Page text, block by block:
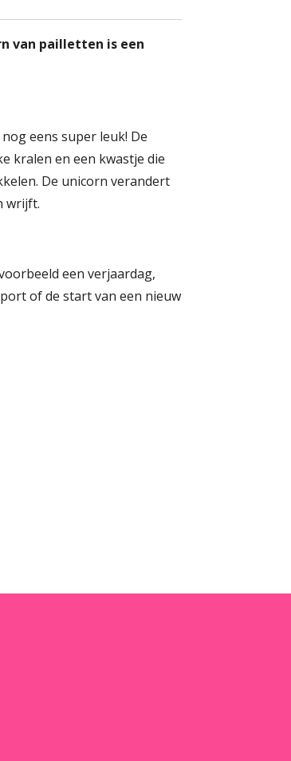
van pailletten is een
eens super leuk! De
kralen en een kwastje die
De unicorn verandert
wrijft.
een verjaardag,
of de start van een nieuw